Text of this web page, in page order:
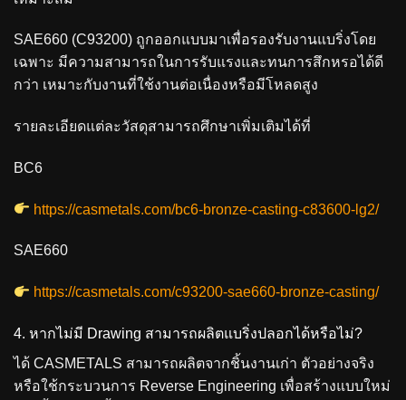
SAE660 (C93200) ถูกออกแบบมาเพื่อรองรับงานแบริ่งโดย
เฉพาะ มีความสามารถในการรับแรงและทนการสึกหรอได้ดี
กว่า เหมาะกับงานที่ใช้งานต่อเนื่องหรือมีโหลดสูง
รายละเอียดแต่ละวัสดุสามารถศึกษาเพิ่มเติมได้ที่
BC6
https://casmetals.com/bc6-bronze-casting-c83600-lg2/
SAE660
https://casmetals.com/c93200-sae660-bronze-casting/
4. หากไม่มี Drawing สามารถผลิตแบริ่งปลอกได้หรือไม่?
ได้ CASMETALS สามารถผลิตจากชิ้นงานเก่า ตัวอย่างจริง
หรือใช้กระบวนการ Reverse Engineering เพื่อสร้างแบบใหม่